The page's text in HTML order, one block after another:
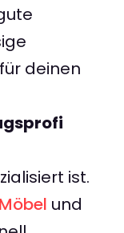
deinen
ist.
Möbel und